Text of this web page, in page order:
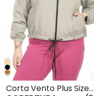
Corta Vento Plus Size